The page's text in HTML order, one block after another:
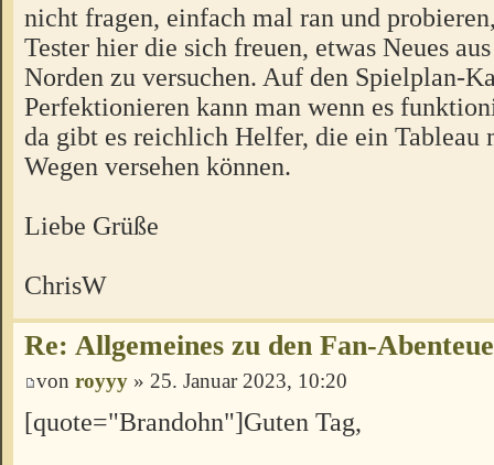
nicht fragen, einfach mal ran und
Tester hier die sich freuen, etwas Neues
Norden zu versuchen. Auf den Spielplan-
Perfektionieren kann man wenn es
da gibt es reichlich Helfer, die ein Tableau
Wegen versehen können.
Liebe Grüße
ChrisW
Re: Allgemeines zu den Fan-
von royyy » 25. Januar 2023, 10:20
[quote="Brandohn"]Guten Tag,